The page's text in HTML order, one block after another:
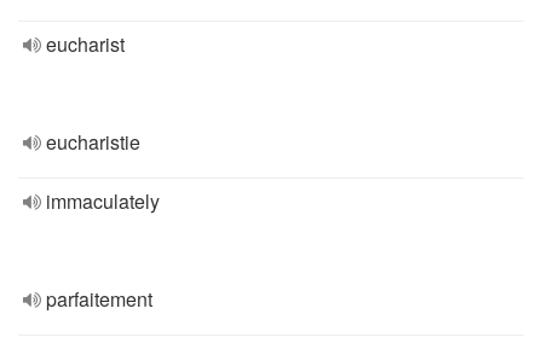
eucharist
eucharistie
immaculately
parfaitement